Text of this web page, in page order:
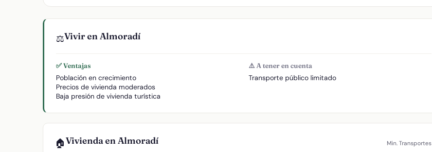
⚖️Vivir en Almoradí
✅ Ventajas
Población en crecimiento
Precios de vivienda moderados
Baja presión de vivienda turística
⚠️ A tener en cuenta
Transporte público limitado
🏠Vivienda en Almoradí Min. Transportes